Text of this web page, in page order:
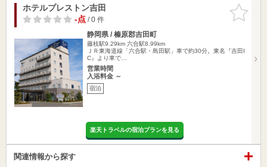
お気に入
りに追加
ホテルプレストン吉田
-点/ 0 件
静岡県 / 榛原郡吉田町
藤枝駅9.29km 六合駅8.99km
ＪＲ東海道線「六合駅・島田駅」車で約30分。東名『吉田I
C』より車で…
営業時間
入浴料金 ～
宿泊
楽天トラベルの宿泊プランを見る
関連情報から探す